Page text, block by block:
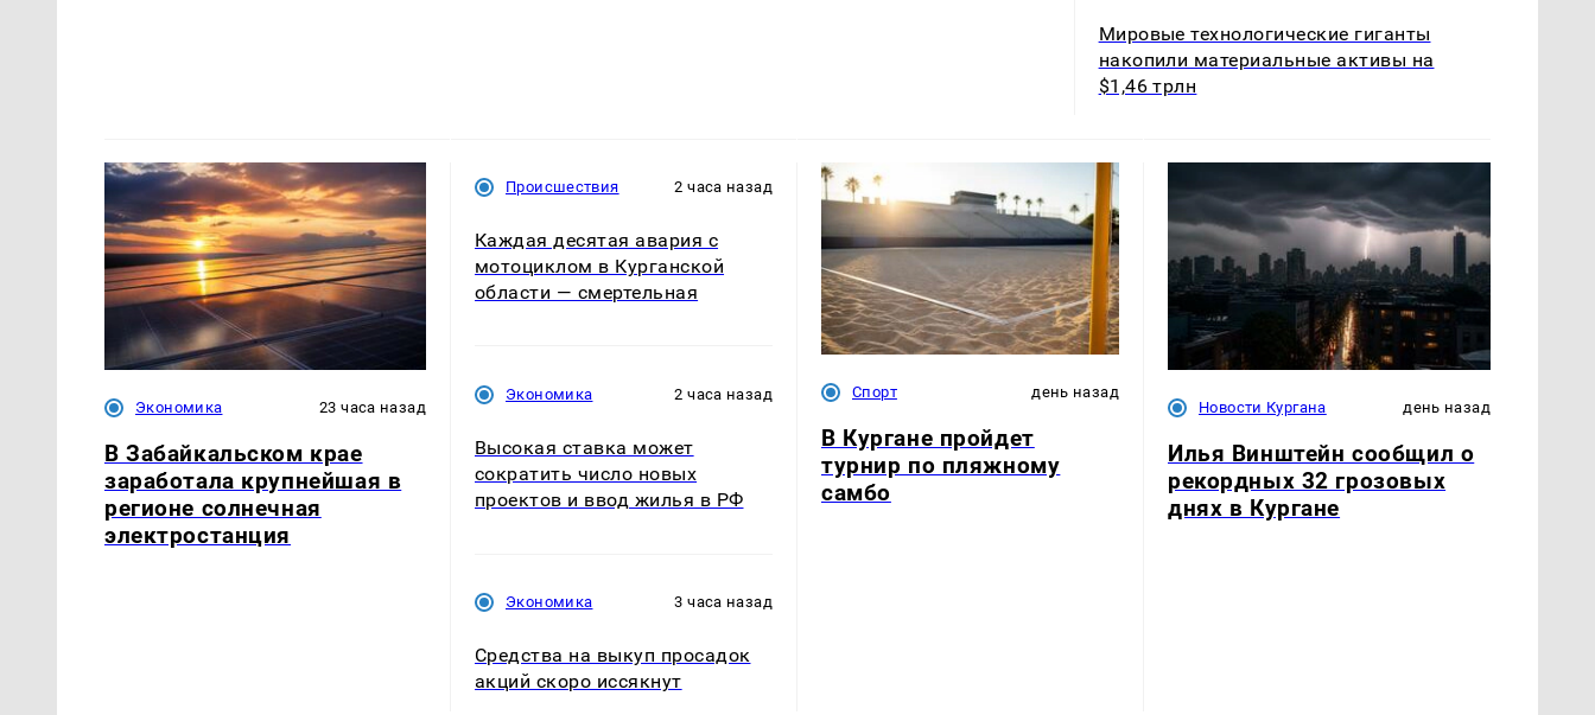
Мировые технологические гиганты
накопили материальные активы на
$1,46 трлн
Экономика 23 часа назад
В Забайкальском крае
заработала крупнейшая в
регионе солнечная
электростанция
Происшествия 2 часа назад
Каждая десятая авария с
мотоциклом в Курганской
области — смертельная
Экономика 2 часа назад
Высокая ставка может
сократить число новых
проектов и ввод жилья в РФ
Экономика 3 часа назад
Средства на выкуп просадок
акций скоро иссякнут
Спорт день назад
В Кургане пройдет
турнир по пляжному
самбо
Новости Кургана день назад
Илья Винштейн сообщил о
рекордных 32 грозовых
днях в Кургане